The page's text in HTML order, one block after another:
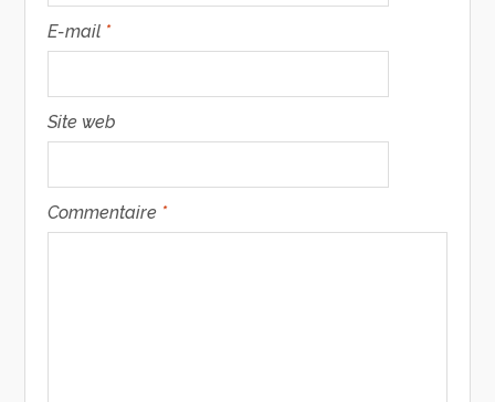
E-mail *
Site web
Commentaire *